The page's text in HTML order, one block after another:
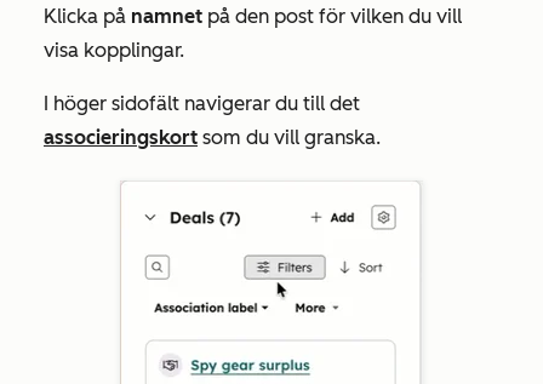
Klicka på namnet på den post för vilken du vill
visa kopplingar.
I höger sidofält navigerar du till det
associeringskort som du vill granska.